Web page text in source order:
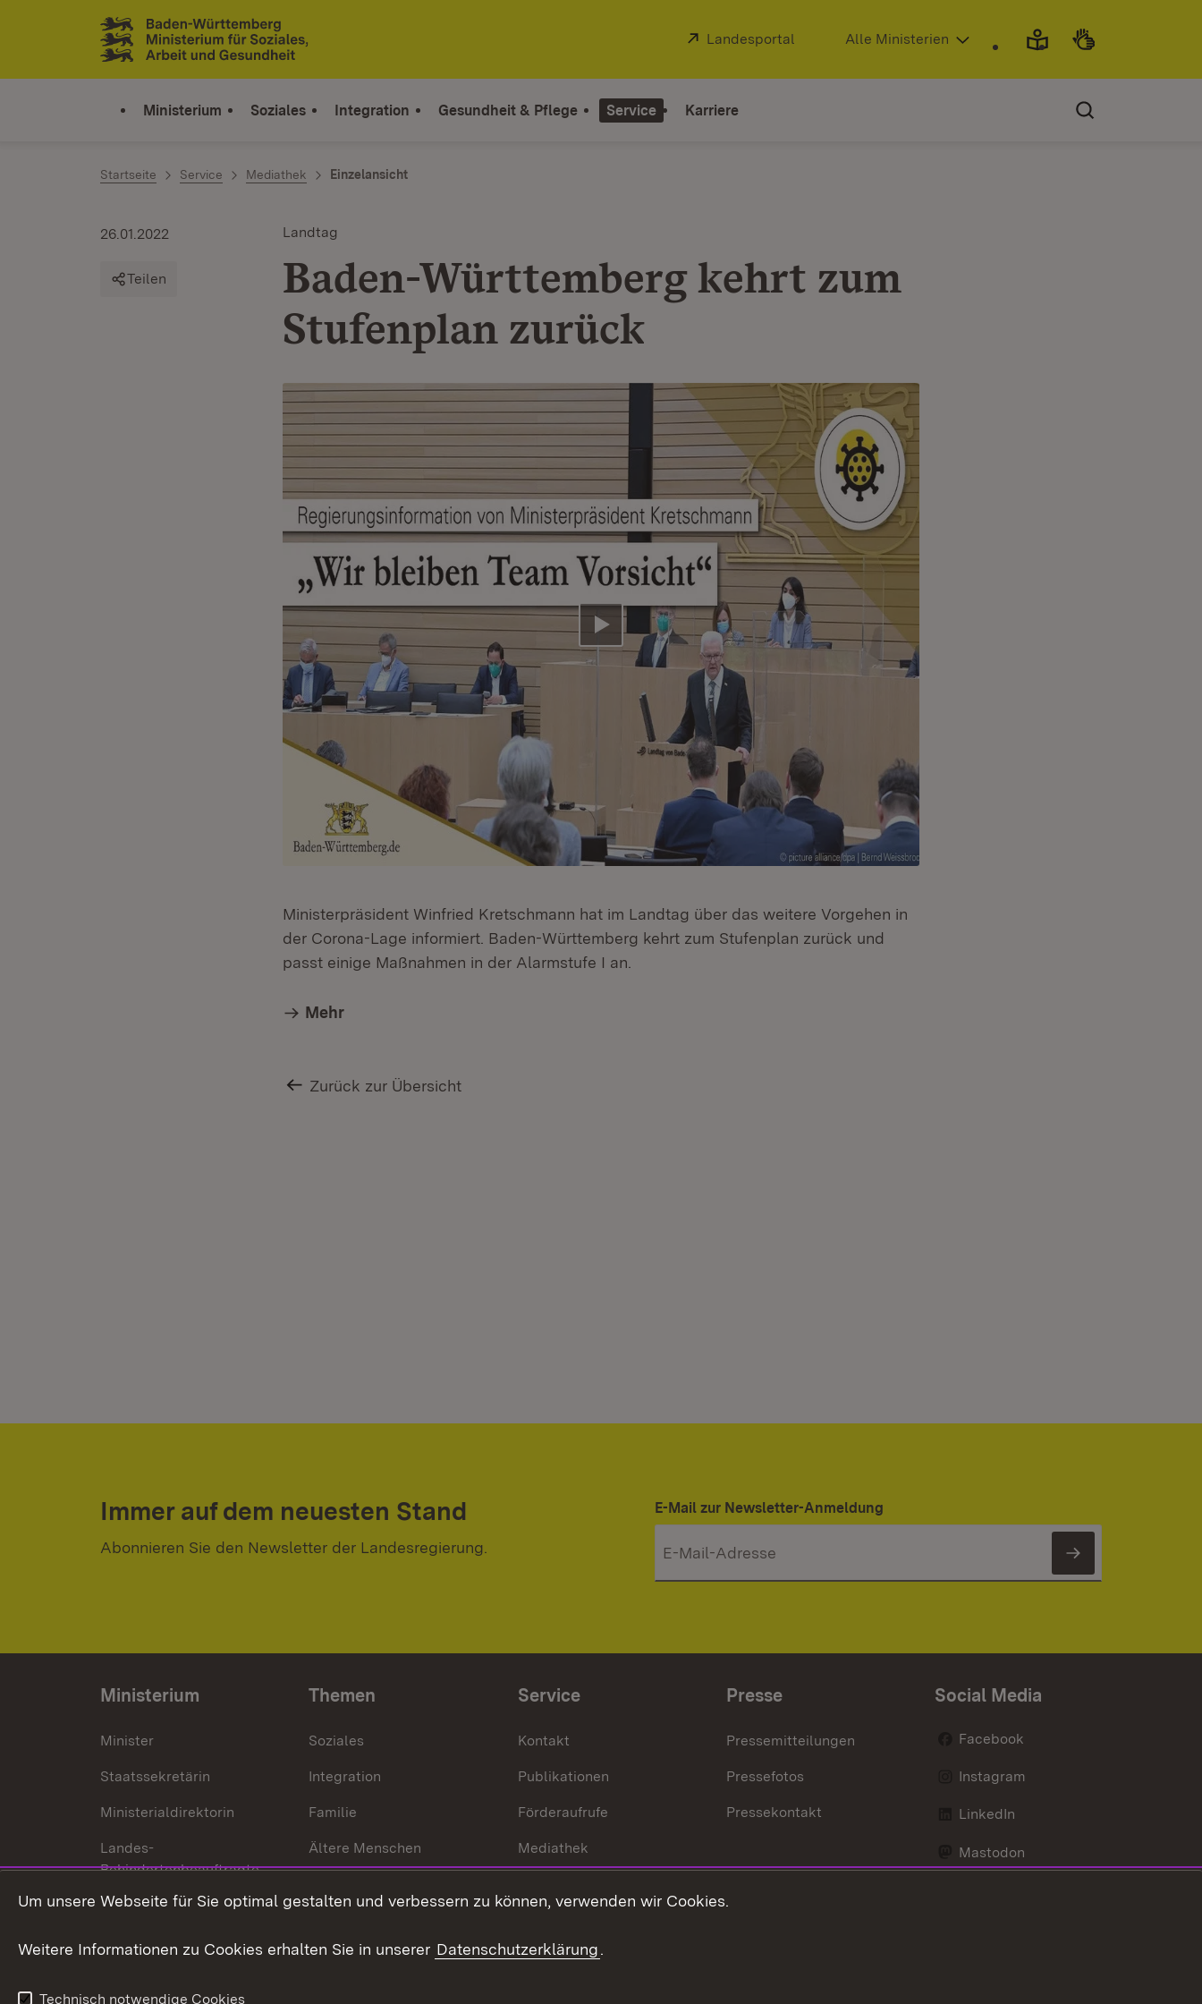
Zum Inhalt springen
Link zur Startseite
Extern:
Landesportal (Öffnet in neuem Fenster)
Alle Ministerien
Ministerium Soziales Integration Gesundheit & Pflege Service Karriere
Startseite Service Mediathek Einzelansicht
Landtag
Baden-Württemberg kehrt zum
Stufenplan zurück
26.01.2022
Teilen
Video abspielen
Ministerpräsident Winfried Kretschmann hat im Landtag über das weitere Vorgehen in
der Corona-Lage informiert. Baden-Württemberg kehrt zum Stufenplan zurück und
passt einige Maßnahmen in der Alarmstufe I an.
Mehr
Zurück zur Übersicht
Immer auf dem neuesten Stand
Abonnieren Sie den Newsletter der Landesregierung.
E-Mail zur Newsletter-Anmeldung
Newsletter
Ministerium
Minister
Staatssekretärin
Ministerialdirektorin
Landes-
Behindertenbeauftragte
Bürgerreferent
Karriere
Themen
Soziales
Integration
Familie
Ältere Menschen
Behinderungen
Bürgerengagement
Service
Kontakt
Publikationen
Förderaufrufe
Mediathek
Presse
Pressemitteilungen
Pressefotos
Pressekontakt
Social Media
Facebook
Instagram
LinkedIn
Mastodon
Um unsere Webseite für Sie optimal gestalten und verbessern zu können, verwenden wir Cookies.
Weitere Informationen zu Cookies erhalten Sie in unserer Datenschutzerklärung.
Technisch notwendige Cookies